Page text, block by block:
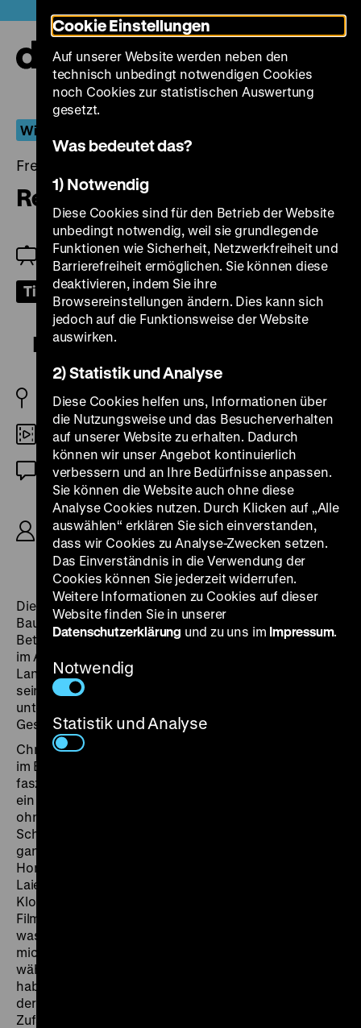
zum
Seiteninhalt
springen
Wiederentdeckt
Freitag, 02. Dezember 2022, 19.00 Uhr
Reisender Krieger
Hannes Brühwiler
Tickets
Reisender Krieger
CH 1981/2008
DCP
OmU
R/B: Christian Schocher, K: Clemens
Klopfenstein, M: Scharlatan Quintett, D: Willy
Ziegler, Barbara Bischoff, Max Ramp, Jürgen
Zöller, Marianne Huber, Heinz Lüdi, 142’
Die Schweiz in einem Dämmerzustand, Straßen,
Baustellen, Wohnviertel, Raststätten und überall
Beton: Der Handelsvertreter Krieger (Willy Ziegler) reist
im Auftrag der Kosmetikfirma Blue Eyes durch das
Land und versucht in Kaufhäusern und Frisörläden
seine Produkte zu verkaufen. Unterwegs trifft er ganz
unterschiedliche Menschen und kommt mit ihnen ins
Gespräch.
Christian Schocher, langjähriger Betreiber eines Kinos
im Engadin und Regisseur eines schmalen, ungemein
faszinierenden Werkes, drehte mit seinem dritten Film
ein monumentales Doppelportrait: Das eines Mannes
ohne Vornamen, der schlecht gelaunt durch die
Schweiz reist, sowie das Abbild eines Landes, das sich
ganz in Grau präsentiert. Die Handlung basiert lose auf
Homers Odyssee und zusammen mit den
Laiendarsteller*innen und dem Kameramann Clemens
Klopfenstein improvisierte Schicher große Teile des
Films. „Wir erfanden jeden Tag und jede Nacht neu,
was wir drehen wollen und wie das aussehen soll. Für
mich ist es sozusagen ein neuer Filmstil, den wir
während den Dreharbeiten entwickelt und erfunden
haben.“ (Christian Schocher) Im Zentrum steht dabei
der Hauptdarsteller Willy Ziegler, den Schocher per
Zufall in einer Kneipe kennengelernt hatte. Im
Cookie Einstellungen
Auf unserer Website werden neben den
technisch unbedingt notwendigen Cookies
noch Cookies zur statistischen Auswertung
gesetzt.
Was bedeutet das?
1) Notwendig
Diese Cookies sind für den Betrieb der Website
unbedingt notwendig, weil sie grundlegende
Funktionen wie Sicherheit, Netzwerkfreiheit und
Barrierefreiheit ermöglichen. Sie können diese
deaktivieren, indem Sie ihre
Browsereinstellungen ändern. Dies kann sich
jedoch auf die Funktionsweise der Website
auswirken.
2) Statistik und Analyse
Diese Cookies helfen uns, Informationen über
die Nutzungsweise und das Besucherverhalten
auf unserer Website zu erhalten. Dadurch
können wir unser Angebot kontinuierlich
verbessern und an Ihre Bedürfnisse anpassen.
Sie können die Website auch ohne diese
Analyse Cookies nutzen. Durch Klicken auf „Alle
auswählen“ erklären Sie sich einverstanden,
dass wir Cookies zu Analyse-Zwecken setzen.
Das Einverständnis in die Verwendung der
Cookies können Sie jederzeit widerrufen.
Weitere Informationen zu Cookies auf dieser
Website finden Sie in unserer
Datenschutzerklärung und zu uns im Impressum.
Notwendig
Statistik und Analyse